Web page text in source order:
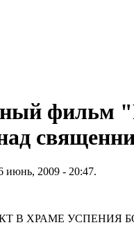
фильм
июнь, 2009 - 20:47.
В ХРАМЕ УСПЕНИЯ